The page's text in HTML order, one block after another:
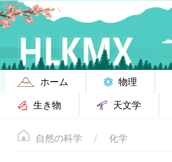
ホーム 物理
生き物
天文学
自然の科学 化学